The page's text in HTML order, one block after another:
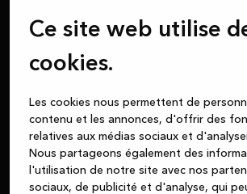
Ce site web utilise
cookies.
Les cookies nous permettent de
contenu et les annonces, d'offrir des
relatives aux médias sociaux et
Nous partageons également des
l'utilisation de notre site avec nos
sociaux, de publicité et d'analyse, qui
Offre
Découvrez nos